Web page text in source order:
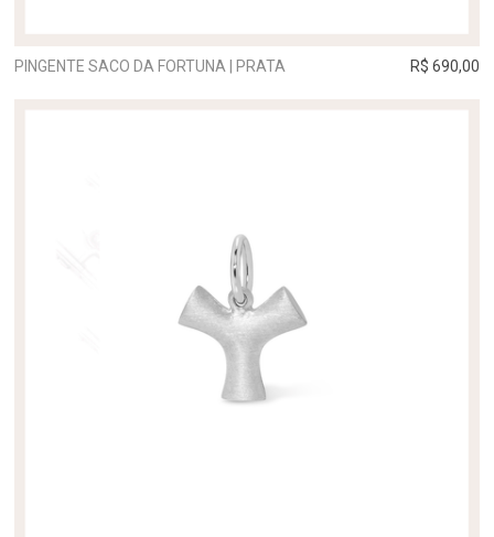
PINGENTE SACO DA FORTUNA | PRATA R$ 690,00